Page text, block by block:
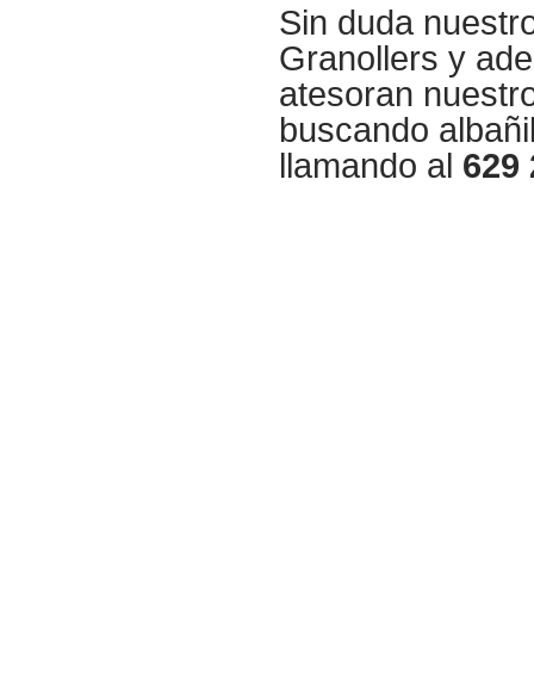
Sin duda
Granollers y
atesoran
buscando
llamando al 629